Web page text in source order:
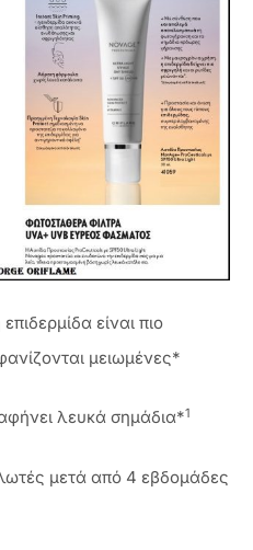
είναι πιο
μειωμένες*
λευκά σημάδια*1
μετά από 4 εβδομάδες